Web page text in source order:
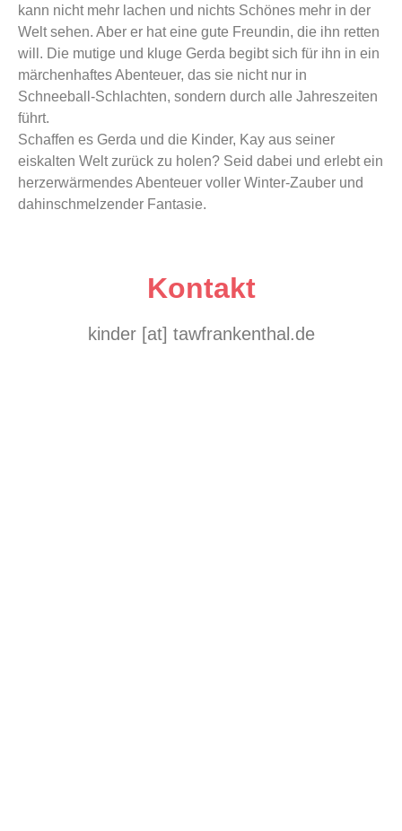
kann nicht mehr lachen und nichts Schönes mehr in der
Welt sehen. Aber er hat eine gute Freundin, die ihn retten
will. Die mutige und kluge Gerda begibt sich für ihn in ein
märchenhaftes Abenteuer, das sie nicht nur in
Schneeball-Schlachten, sondern durch alle Jahreszeiten
führt.
Schaffen es Gerda und die Kinder, Kay aus seiner
eiskalten Welt zurück zu holen? Seid dabei und erlebt ein
herzerwärmendes Abenteuer voller Winter-Zauber und
dahinschmelzender Fantasie.
Kontakt
kinder [at] tawfrankenthal.de